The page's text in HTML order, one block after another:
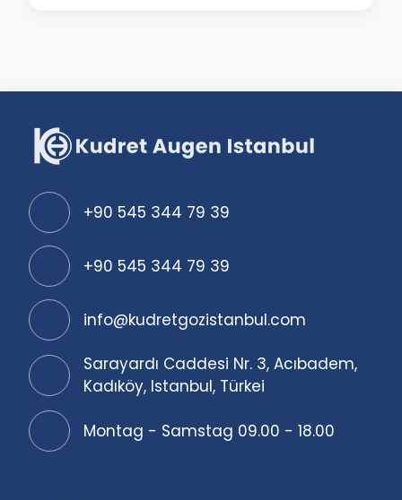
+90 545 344 79 39
+90 545 344 79 39
info@kudretgozistanbul.com
Sarayardı Caddesi Nr. 3, Acıbadem,
Kadıköy, Istanbul, Türkei
Montag - Samstag 09.00 - 18.00